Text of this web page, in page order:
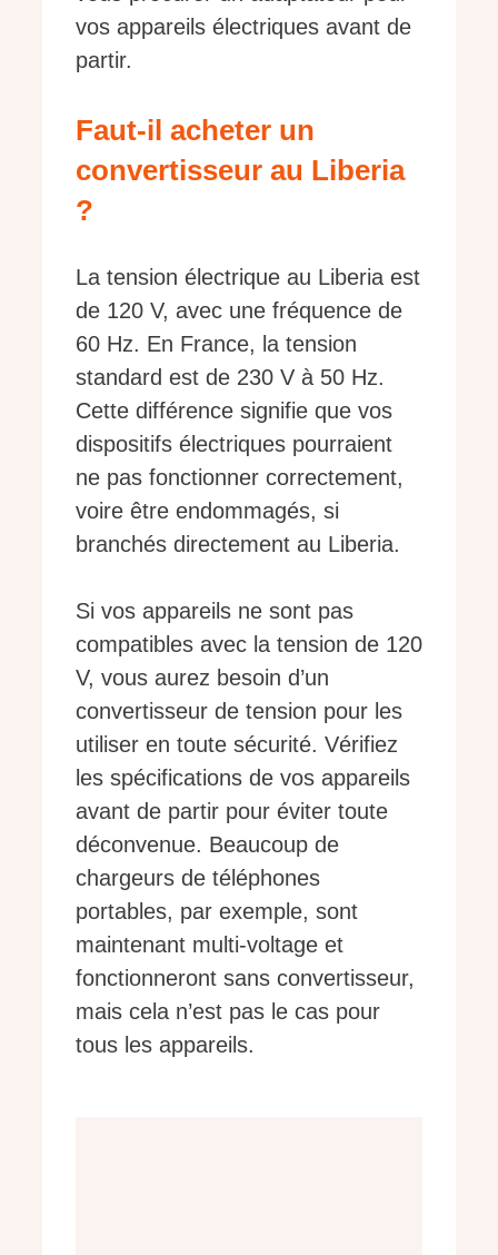
vos appareils électriques avant de
partir.
Faut-il acheter un
convertisseur au Liberia
?
La tension électrique au Liberia est
de 120 V, avec une fréquence de
60 Hz. En France, la tension
standard est de 230 V à 50 Hz.
Cette différence signifie que vos
dispositifs électriques pourraient
ne pas fonctionner correctement,
voire être endommagés, si
branchés directement au Liberia.
Si vos appareils ne sont pas
compatibles avec la tension de 120
V, vous aurez besoin d’un
convertisseur de tension pour les
utiliser en toute sécurité. Vérifiez
les spécifications de vos appareils
avant de partir pour éviter toute
déconvenue. Beaucoup de
chargeurs de téléphones
portables, par exemple, sont
maintenant multi-voltage et
fonctionneront sans convertisseur,
mais cela n’est pas le cas pour
tous les appareils.